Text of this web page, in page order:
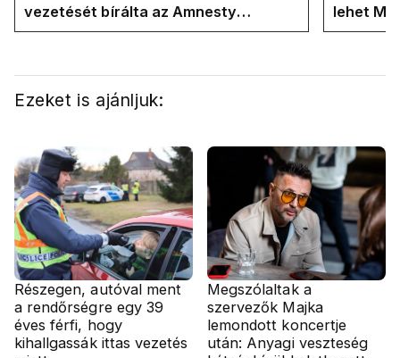
vezetését bírálta az Amnesty
International a Klubrádióban
lehet
Ezeket is ajánljuk:
Részegen, autóval ment
a rendőrségre egy 39
éves férfi, hogy
kihallgassák ittas vezetés
Megszólaltak a
szervezők Majka
lemondott koncertje
után: Anyagi veszteség